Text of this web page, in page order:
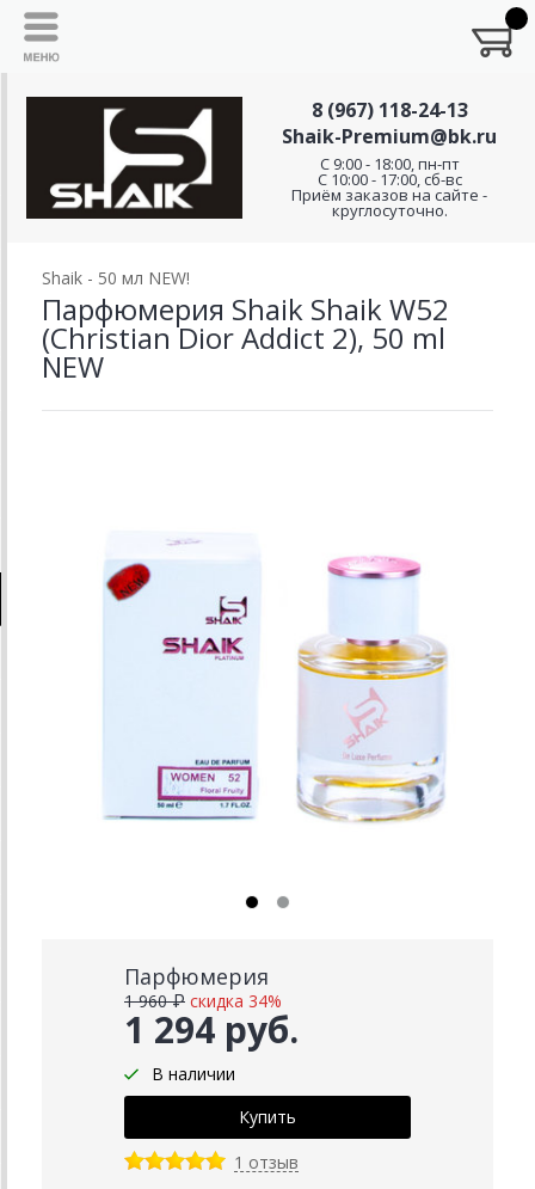
8 (967) 118-24-13
Shaik-Premium@bk.ru
C 9:00 - 18:00, пн-пт
С 10:00 - 17:00, сб-вс
Приём заказов на сайте -
круглосуточно.
Shaik - 50 мл NEW!
Парфюмерия Shaik Shaik W52
(Christian Dior Addict 2), 50 ml
NEW
Парфюмерия
1 294 руб.
1 960 ₽ скидка 34%
В наличии
1 отзыв